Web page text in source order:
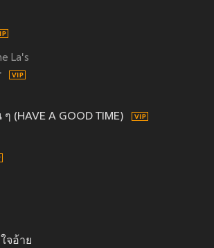
La's
(HAVE A GOOD TIME)
จอ้าย